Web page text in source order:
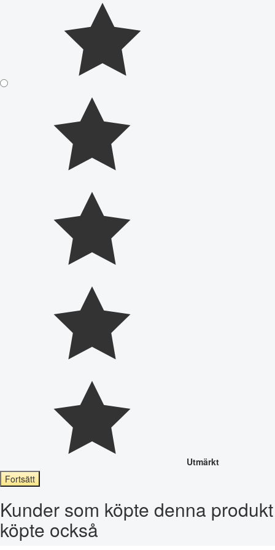
Utmärkt
Fortsätt
Kunder som köpte denna produkt
köpte också